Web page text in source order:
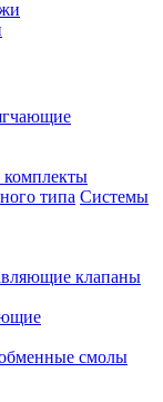
комплекты
Системы
клапаны
смолы